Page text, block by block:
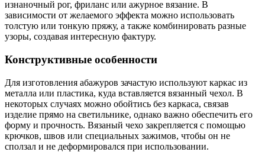
изнаночный рог, фриланс или ажурное вязание. В
зависимости от желаемого эффекта можно использовать
толстую или тонкую пряжу, а также комбинировать разные
узоры, создавая интересную фактуру.
Конструктивные особенности
Для изготовления абажуров зачастую используют каркас из
металла или пластика, куда вставляется вязанный чехол. В
некоторых случаях можно обойтись без каркаса, связав
изделие прямо на светильнике, однако важно обеспечить его
форму и прочность. Вязаный чехо закрепляется с помощью
крючков, швов или специальных зажимов, чтобы он не
сползал и не деформировался при использовании.